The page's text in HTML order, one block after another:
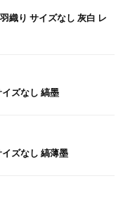
織り サイズなし 灰白 レ
ズなし 縞墨
ズなし 縞薄墨